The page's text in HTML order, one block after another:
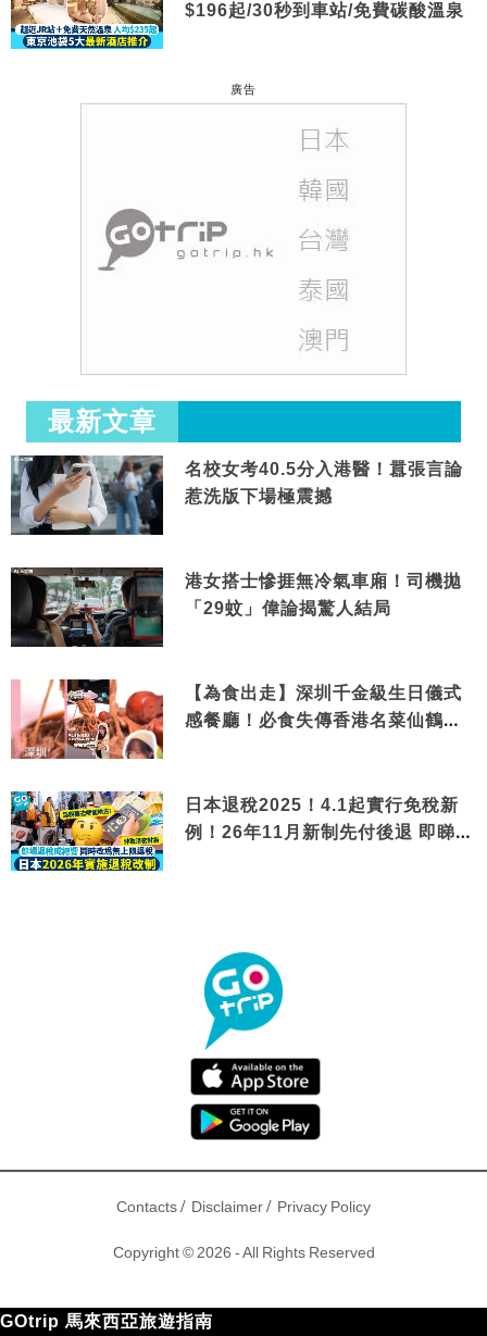
$196起/30秒到車站/免費碳酸溫泉
廣告
最新文章
名校女考40.5分入港醫！囂張言論
惹洗版下場極震撼
港女搭士慘捱無冷氣車廂！司機拋
「29蚊」偉論揭驚人結局
【為食出走】深圳千金級生日儀式
感餐廳！必食失傳香港名菜仙鶴神
日本退稅2025！4.1起實行免稅新
例！26年11月新制先付後退 即睇步
Contacts/ Disclaimer/ Privacy Policy
Copyright © 2026 - All Rights Reserved
GOtrip 馬來西亞旅遊指南